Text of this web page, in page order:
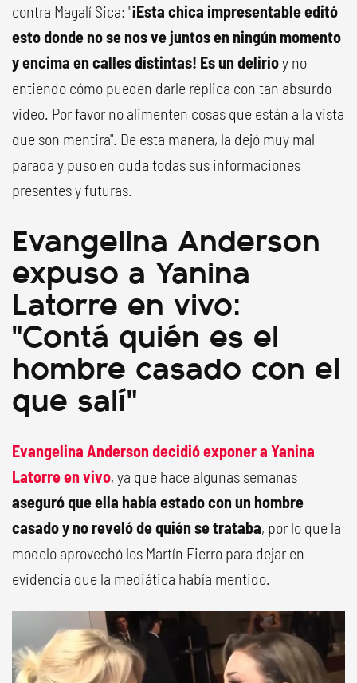
contra Magalí Sica: "¡Esta chica impresentable editó
esto donde no se nos ve juntos en ningún momento
y encima en calles distintas! Es un delirioy no
entiendo cómo pueden darle réplica con tan absurdo
video. Por favor no alimenten cosas que están a la vista
que son mentira". De esta manera, la dejó muy mal
parada y puso en duda todas sus informaciones
presentes y futuras.
Evangelina Anderson
expuso a Yanina
Latorre en vivo:
"Contá quién es el
hombre casado con el
que salí"
Evangelina Anderson decidió exponer a Yanina
Latorre en vivo, ya que hace algunas semanas
aseguró que ella había estado con un hombre
casado y no reveló de quién se trataba, por lo que la
modelo aprovechó los Martín Fierro para dejar en
evidencia que la mediática había mentido.